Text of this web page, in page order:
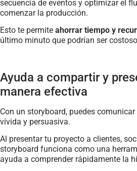
secuencia de eventos y optimizar el
comenzar la producción.
Esto te permite ahorrar tiempo y
último minuto que podrían ser
Ayuda a compartir y
manera efectiva
Con un storyboard, puedes
vívida y persuasiva.
Al presentar tu proyecto a clientes,
storyboard funciona como una
ayuda a comprender rápidamente la